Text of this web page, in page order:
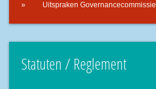
Uitspraken Governancecommissie
Statuten / Reglement